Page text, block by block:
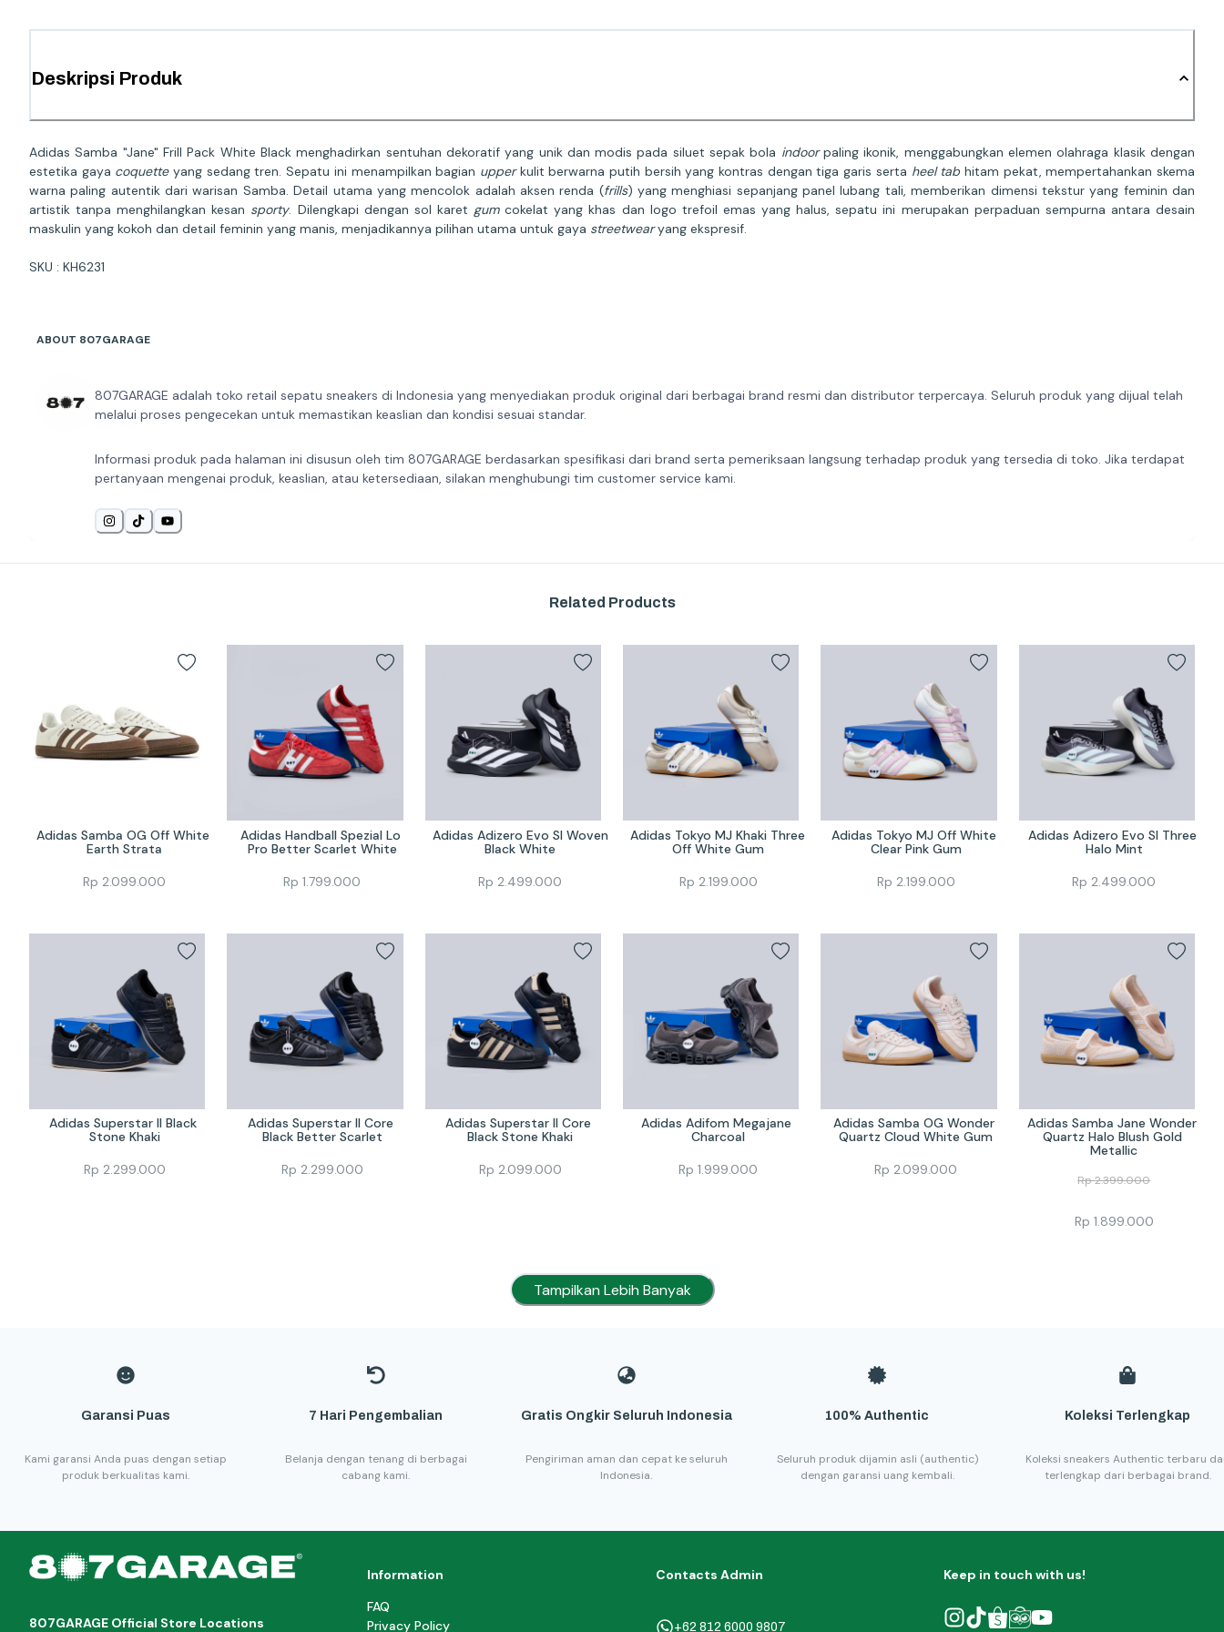
Deskripsi Produk
Adidas Samba "Jane" Frill Pack White Black menghadirkan sentuhan dekoratif yang unik dan modis pada siluet sepak bola indoorpaling ikonik, menggabungkan elemen olahraga klasik dengan
estetika gaya coquetteyang sedang tren. Sepatu ini menampilkan bagian upperkulit berwarna putih bersih yang kontras dengan tiga garis serta heel tab hitam pekat, mempertahankan skema
warna paling autentik dari warisan Samba. Detail utama yang mencolok adalah aksen renda (frills) yang menghiasi sepanjang panel lubang tali, memberikan dimensi tekstur yang feminin dan
artistik tanpa menghilangkan kesan sporty. Dilengkapi dengan sol karet gumcokelat yang khas dan logo trefoil emas yang halus, sepatu ini merupakan perpaduan sempurna antara desain
maskulin yang kokoh dan detail feminin yang manis, menjadikannya pilihan utama untuk gaya streetwearyang ekspresif.
SKU : KH6231
ABOUT 807GARAGE
807GARAGE adalah toko retail sepatu sneakers di Indonesia yang menyediakan produk original dari berbagai brand resmi dan distributor terpercaya. Seluruh produk yang dijual telah
melalui proses pengecekan untuk memastikan keaslian dan kondisi sesuai standar.
Informasi produk pada halaman ini disusun oleh tim 807GARAGE berdasarkan spesifikasi dari brand serta pemeriksaan langsung terhadap produk yang tersedia di toko. Jika terdapat
pertanyaan mengenai produk, keaslian, atau ketersediaan, silakan menghubungi tim customer service kami.
Related Products
Adidas Samba OG Off White
Earth Strata
Rp 2.099.000
Adidas Handball Spezial Lo
Pro Better Scarlet White
Rp1.799.000
Adidas Adizero Evo Sl Woven
Black White
Rp 2.499.000
Adidas Tokyo MJ Khaki Three
Off White Gum
Rp 2.199.000
Adidas Tokyo MJ Off White
Clear Pink Gum
Rp 2.199.000
Adidas Adizero Evo Sl Three
Halo Mint
Rp 2.499.000
Adidas Superstar II Black
Stone Khaki
Rp 2.299.000
Adidas Superstar II Core
Black Better Scarlet
Rp 2.299.000
Adidas Superstar II Core
Black Stone Khaki
Rp 2.099.000
Adidas Adifom Megajane
Charcoal
Rp1.999.000
Adidas Samba OG Wonder
Quartz Cloud White Gum
Rp 2.099.000
Adidas Samba Jane Wonder
Quartz Halo Blush Gold
Metallic
Rp2.399.000
Rp 1.899.000
Tampilkan Lebih Banyak
Garansi Puas
Kami garansi Anda puas dengan setiap
produk berkualitas kami.
7 Hari Pengembalian
Belanja dengan tenang di berbagai
cabang kami.
Gratis Ongkir Seluruh Indonesia
Pengiriman aman dan cepat ke seluruh
Indonesia.
100% Authentic
Seluruh produk dijamin asli (authentic)
dengan garansi uang kembali.
Koleksi Terlengkap
Koleksi sneakers Authentic terbaru
terlengkap dari berbagai brand.
807GARAGE Official Store Locations
Information
FAQ
Privacy Policy
Contacts Admin
+62 812 6000 9807
Keep in touch with us!